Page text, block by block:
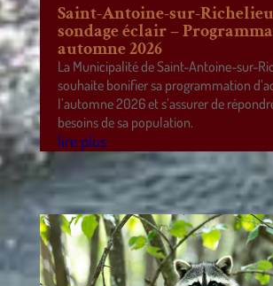
Saint-Antoine-sur-
sondage éclair –
automne 2026
La Municipalité de Saint-Antoine-sur-
souhaite bonifier sa programmation
l’automne 2026 et s’assurer de
besoins de sa population.
lire plus